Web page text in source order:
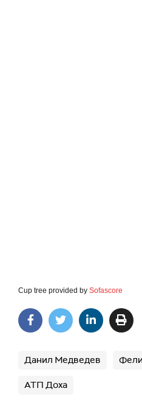
Cup tree provided by Sofascore
Данил Медведев
АТП Доха